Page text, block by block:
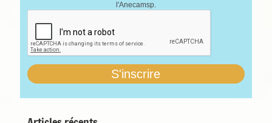
l'Anecamsp.